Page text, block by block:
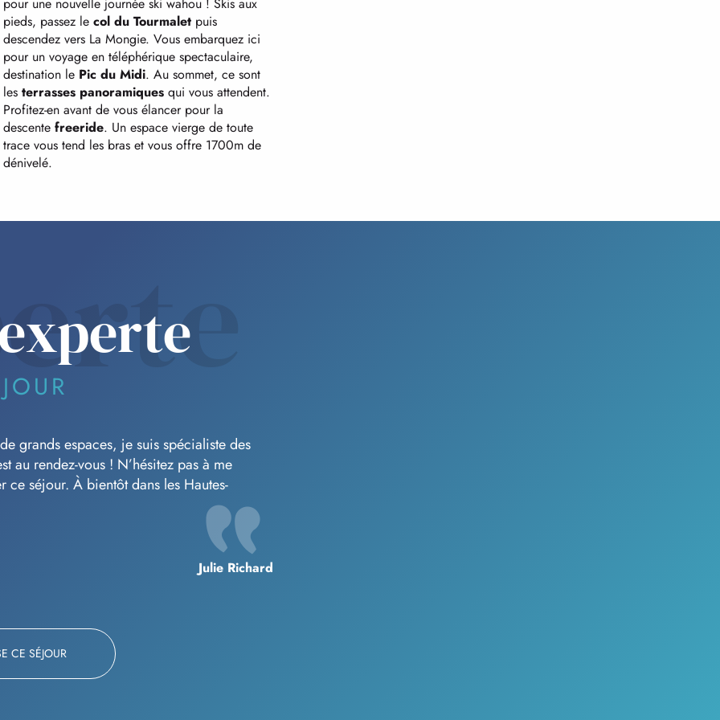
pieds, passez lecol du Tourmalet puis
descendez vers La Mongie. Vous embarquez ici
pour un voyage en téléphérique spectaculaire,
destination le Pic du Midi. Au sommet, ce sont
lesterrasses panoramiques qui vous attendent.
Profitez-en avant de vous élancer pour la
descentefreeride. Un espace vierge de toute
trace vous tend les bras et vous offre 1700m de
dénivelé.
grands espaces, je suis spécialiste des
au rendez-vous ! N’hésitez pas à me
ce séjour. À bientôt dans les Hautes-
Julie Richard
CE SÉJOUR